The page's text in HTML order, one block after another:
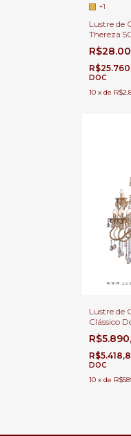
+1
Lustre de
Thereza
para
Duplo e
DOC
10 x de
Lustre de
Clássico
Casas
Buffet -
12+8+4
DOC
10 x de